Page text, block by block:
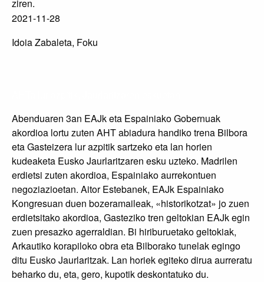
ziren.
2021-11-28
Idoia Zabaleta, Foku
Abenduaren 3an EAJk eta Espainiako Gobernuak
akordioa lortu zuten AHT abiadura handiko trena Bilbora
eta Gasteizera lur azpitik sartzeko eta lan horien
kudeaketa Eusko Jaurlaritzaren esku uzteko. Madrilen
erdietsi zuten akordioa, Espainiako aurrekontuen
negoziazioetan. Aitor Estebanek, EAJk Espainiako
Kongresuan duen bozeramaileak, «historikotzat» jo zuen
erdietsitako akordioa, Gasteziko tren geltokian EAJk egin
zuen presazko agerraldian. Bi hiriburuetako geltokiak,
Arkautiko korapiloko obra eta Bilborako tunelak egingo
ditu Eusko Jaurlaritzak. Lan horiek egiteko dirua aurreratu
beharko du, eta, gero, kupotik deskontatuko du.